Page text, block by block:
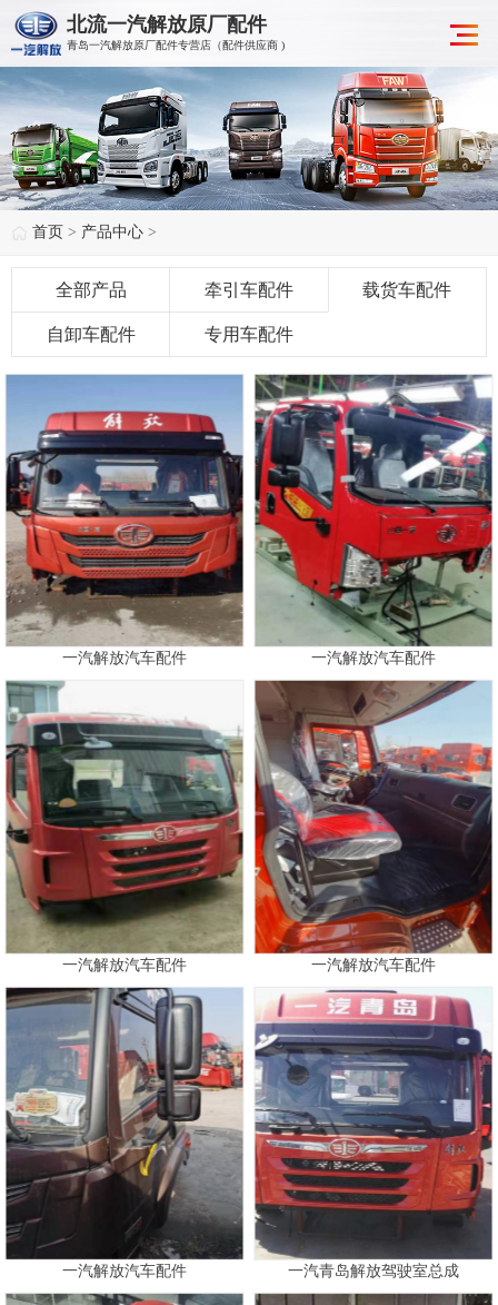
北流一汽解放原厂配件
青岛一汽解放原厂配件专营店（配件供应商 )
首页 > 产品中心 >
全部产品 牵引车配件 载货车配件
自卸车配件 专用车配件
一汽解放汽车配件 一汽解放汽车配件
一汽解放汽车配件 一汽解放汽车配件
一汽解放汽车配件 一汽青岛解放驾驶室总成